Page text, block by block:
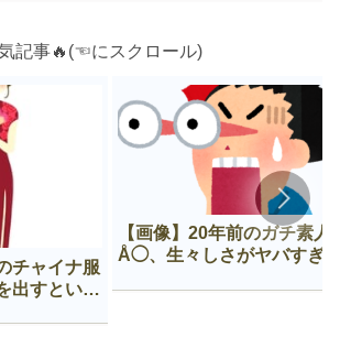
記事🔥(☜にスクロール)
チャイナ服
出すという
【画像】20年前のガチ素人
Å◯、生々しさがヤバすぎ